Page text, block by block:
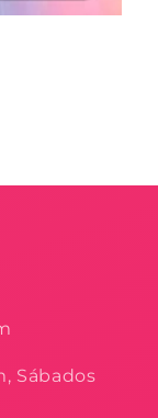
Sábados